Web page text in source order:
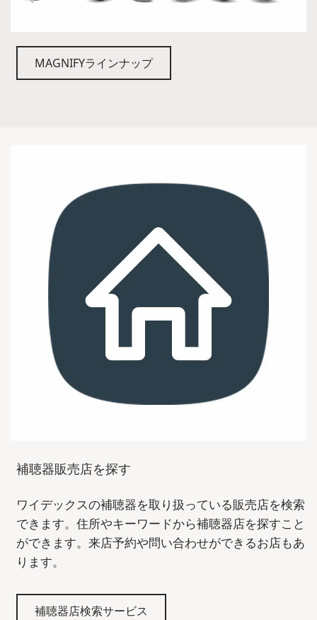
MAGNIFYラインナップ
補聴器販売店を探す
ワイデックスの補聴器を取り扱っている販売店を検索
できます。住所やキーワードから補聴器店を探すこと
ができます。来店予約や問い合わせができるお店もあ
ります。
補聴器店検索サービス